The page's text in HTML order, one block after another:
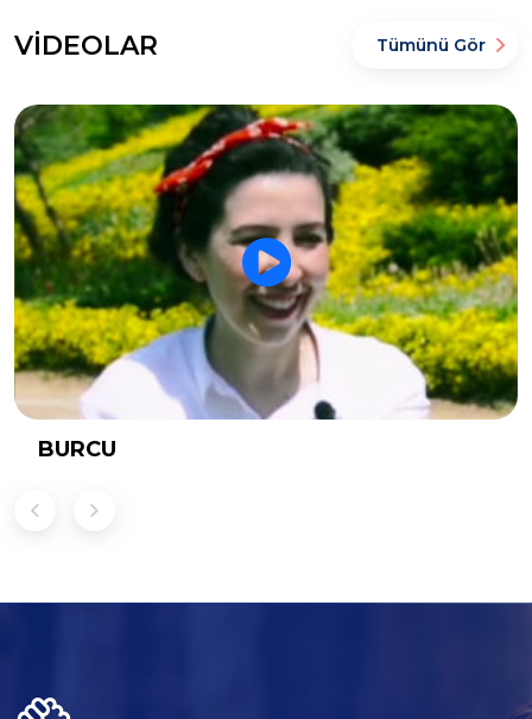
VİDEOLAR Tümünü Gör
BURCU